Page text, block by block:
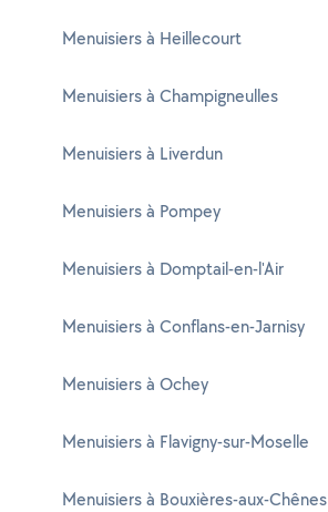
Menuisiers à Heillecourt
Menuisiers à Champigneulles
Menuisiers à Liverdun
Menuisiers à Pompey
Menuisiers à Domptail-en-l'Air
Menuisiers à Conflans-en-Jarnisy
Menuisiers à Ochey
Menuisiers à Flavigny-sur-Moselle
Menuisiers à Bouxières-aux-Chênes